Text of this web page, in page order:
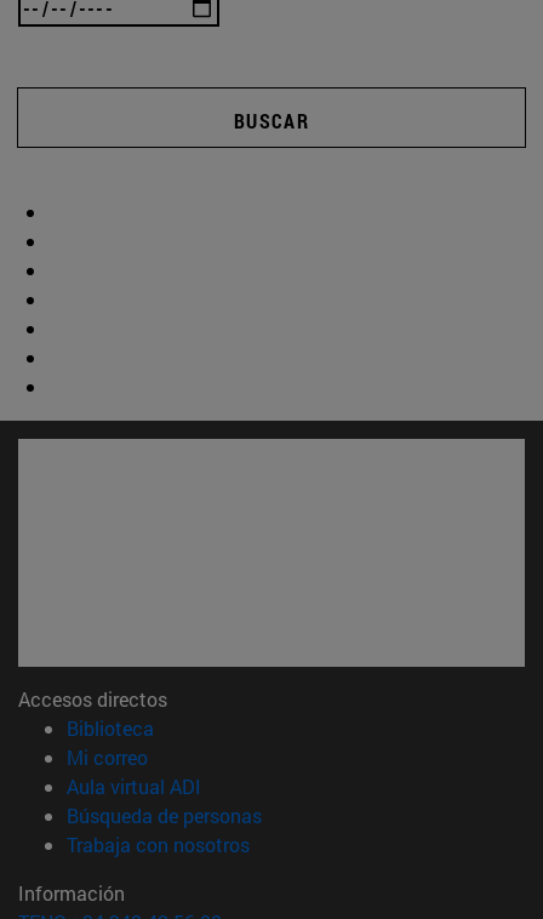
BUSCAR
Accesos directos
Biblioteca
Mi correo(abre en nueva ventana)
Aula virtual ADI
Búsqueda de personas(abre en nueva ventana)
Trabaja con nosotros(abre en nueva ventana)
Información